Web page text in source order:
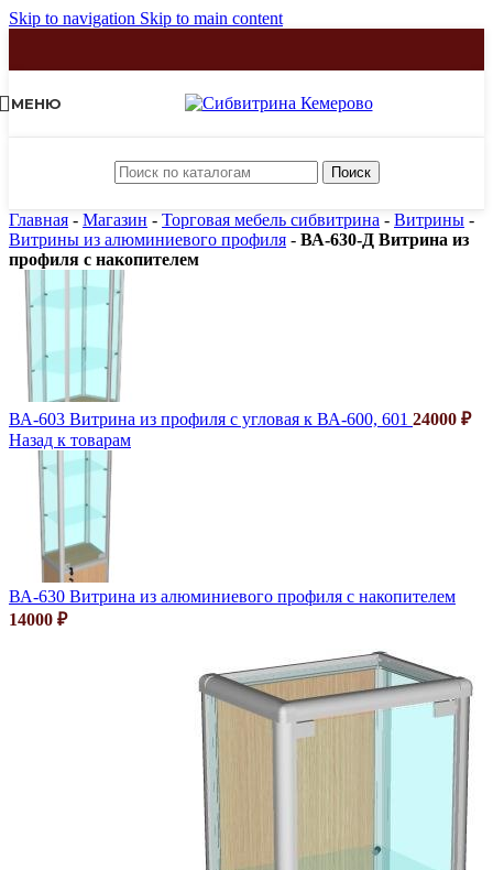
Skip to navigation Skip to main content
МЕНЮ
Поиск
Главная - Магазин - Торговая мебель сибвитрина - Витрины -
Витрины из алюминиевого профиля - ВА-630-Д Витрина из
профиля с накопителем
ВА-603 Витрина из профиля с угловая к ВА-600, 601 24000 ₽
Назад к товарам
ВА-630 Витрина из алюминиевого профиля с накопителем
14000 ₽